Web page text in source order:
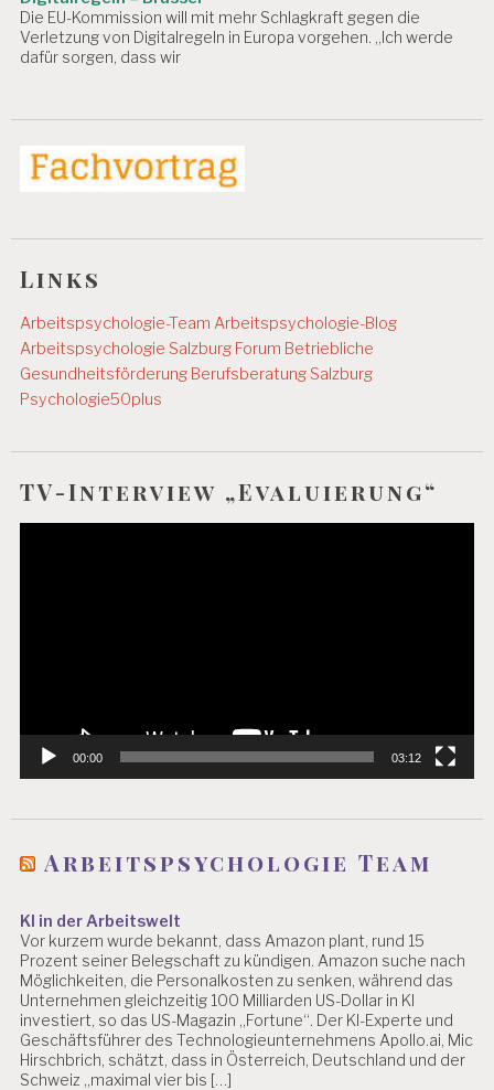
Die EU-Kommission will mit mehr Schlagkraft gegen die
Verletzung von Digitalregeln in Europa vorgehen. „Ich werde
dafür sorgen, dass wir
Links
Arbeitspsychologie-Team Arbeitspsychologie-Blog
Arbeitspsychologie Salzburg Forum Betriebliche
Gesundheitsförderung Berufsberatung Salzburg
Psychologie50plus
TV-Interview „Evaluierung“
00:00 03:12
Arbeitspsychologie Team
KI in der Arbeitswelt
Vor kurzem wurde bekannt, dass Amazon plant, rund 15
Prozent seiner Belegschaft zu kündigen. Amazon suche nach
Möglichkeiten, die Personalkosten zu senken, während das
Unternehmen gleichzeitig 100 Milliarden US-Dollar in KI
investiert, so das US-Magazin „Fortune“. Der KI-Experte und
Geschäftsführer des Technologieunternehmens Apollo.ai, Mic
Hirschbrich, schätzt, dass in Österreich, Deutschland und der
Schweiz „maximal vier bis […]